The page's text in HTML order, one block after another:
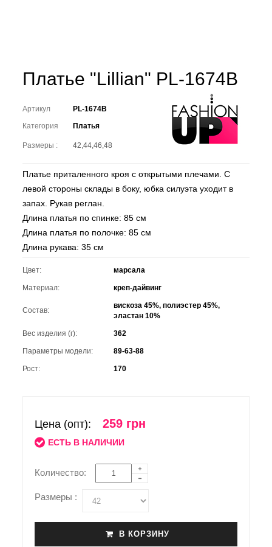
Платье "Lillian" PL-1674B
Артикул
PL-1674B
Категория
Платья
Размеры : 42,44,46,48
Платье приталенного кроя с открытыми плечами. С
левой стороны склады в боку, юбка силуэта уходит в
запах. Рукав реглан.
Длина платья по спинке: 85 см
Длина платья по полочке: 85 см
Длина рукава: 35 см
Цвет: марсала
Материал: креп-дайвинг
Состав:
вискоза 45%, полиэстер 45%,
эластан 10%
Вес изделия (г): 362
Параметры модели: 89-63-88
Рост: 170
Цена (опт): 259 грн
ЕСТЬ В НАЛИЧИИ
Количество:
Размеры :
В КОРЗИНУ